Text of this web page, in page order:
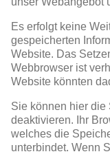
Es erfolgt keine
gespeicherten
Website. Das
Webbrowser ist
Website könnten
Sie können hier die
deaktivieren. Ihr
welches die
unterbindet. Wenn